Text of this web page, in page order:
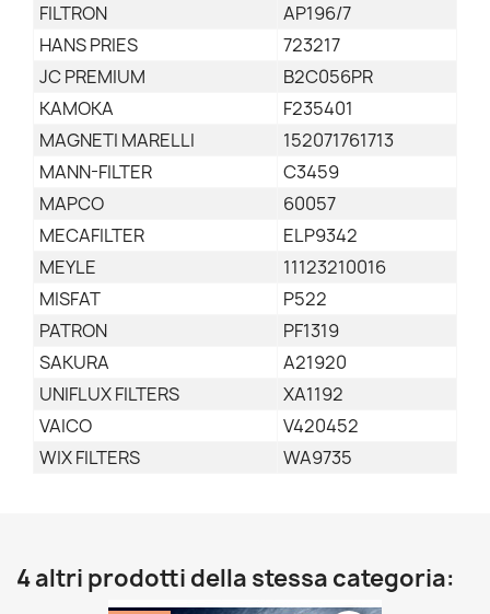
FILTRON
AP196/7
HANS PRIES
723217
JC PREMIUM
B2C056PR
KAMOKA
F235401
MAGNETI MARELLI
152071761713
MANN-FILTER
C3459
MAPCO
60057
MECAFILTER
ELP9342
MEYLE
11123210016
MISFAT
P522
PATRON
PF1319
SAKURA
A21920
UNIFLUX FILTERS
XA1192
VAICO
V420452
WIX FILTERS
WA9735
4 altri prodotti della stessa categoria: